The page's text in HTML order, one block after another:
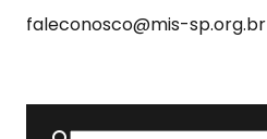
faleconosco@mis-sp.org.br